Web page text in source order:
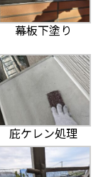
幕板下塗り
庇ケレン処理